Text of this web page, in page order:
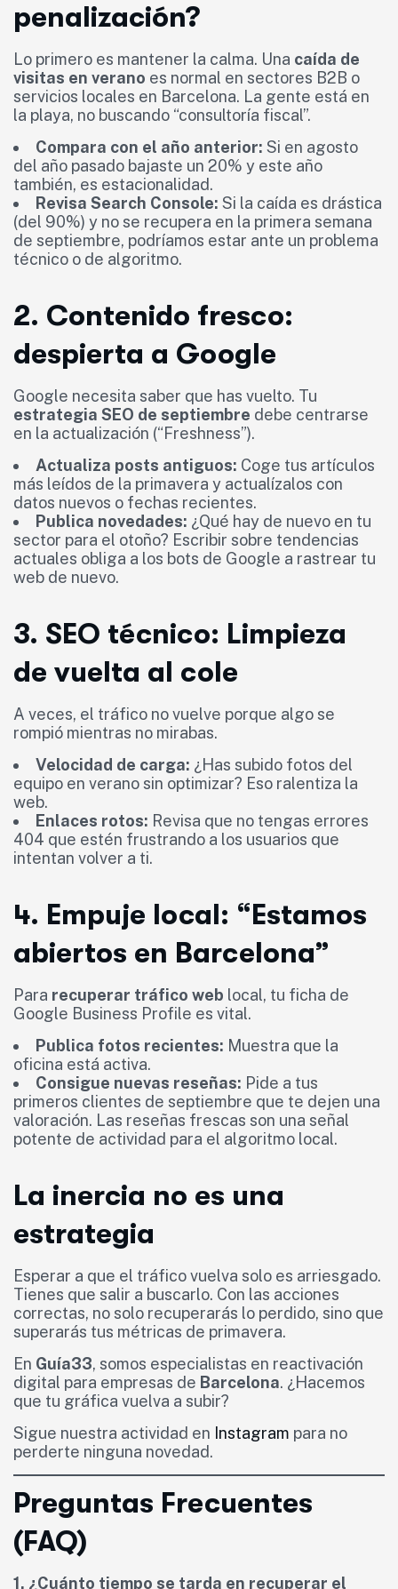
penalización?
Lo primero es mantener la calma. Una caída de
visitas en verano es normal en sectores B2B o
servicios locales en Barcelona. La gente está en
la playa, no buscando “consultoría fiscal”.
Compara con el año anterior: Si en agosto
del año pasado bajaste un 20% y este año
también, es estacionalidad.
Revisa Search Console: Si la caída es drástica
(del 90%) y no se recupera en la primera semana
de septiembre, podríamos estar ante un problema
técnico o de algoritmo.
2. Contenido fresco:
despierta a Google
Google necesita saber que has vuelto. Tu
estrategia SEO de septiembre debe centrarse
en la actualización (“Freshness”).
Actualiza posts antiguos: Coge tus artículos
más leídos de la primavera y actualízalos con
datos nuevos o fechas recientes.
Publica novedades: ¿Qué hay de nuevo en tu
sector para el otoño? Escribir sobre tendencias
actuales obliga a los bots de Google a rastrear tu
web de nuevo.
3. SEO técnico: Limpieza
de vuelta al cole
A veces, el tráfico no vuelve porque algo se
rompió mientras no mirabas.
Velocidad de carga: ¿Has subido fotos del
equipo en verano sin optimizar? Eso ralentiza la
web.
Enlaces rotos: Revisa que no tengas errores
404 que estén frustrando a los usuarios que
intentan volver a ti.
4. Empuje local: “Estamos
abiertos en Barcelona”
Para recuperar tráfico web local, tu ficha de
Google Business Profile es vital.
Publica fotos recientes: Muestra que la
oficina está activa.
Consigue nuevas reseñas: Pide a tus
primeros clientes de septiembre que te dejen una
valoración. Las reseñas frescas son una señal
potente de actividad para el algoritmo local.
La inercia no es una
estrategia
Esperar a que el tráfico vuelva solo es arriesgado.
Tienes que salir a buscarlo. Con las acciones
correctas, no solo recuperarás lo perdido, sino que
superarás tus métricas de primavera.
En Guía33, somos especialistas en reactivación
digital para empresas de Barcelona. ¿Hacemos
que tu gráfica vuelva a subir?
Sigue nuestra actividad en Instagram para no
perderte ninguna novedad.
Preguntas Frecuentes
(FAQ)
1. ¿Cuánto tiempo se tarda en recuperar el